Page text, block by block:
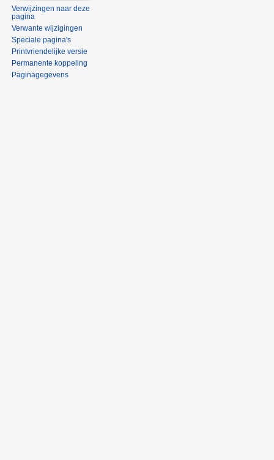
Verwijzingen naar deze
pagina
Verwante wijzigingen
Speciale pagina's
Printvriendelijke versie
Permanente koppeling
Paginagegevens